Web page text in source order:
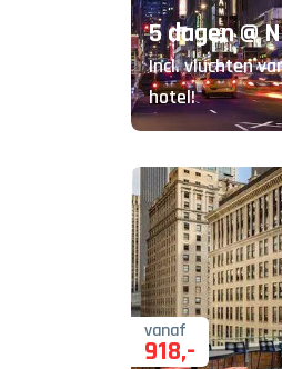
5 dagen @
Incl. vluchten
hotel!
vanaf
918,-